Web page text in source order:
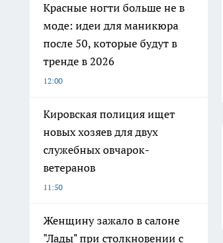
Красные ногти больше не в
моде: идеи для маникюра
после 50, которые будут в
тренде в 2026
12:00
Кировская полиция ищет
новых хозяев для двух
служебных овчарок-
ветеранов
11:50
Женщину зажало в салоне
"Лады" при столкновении с